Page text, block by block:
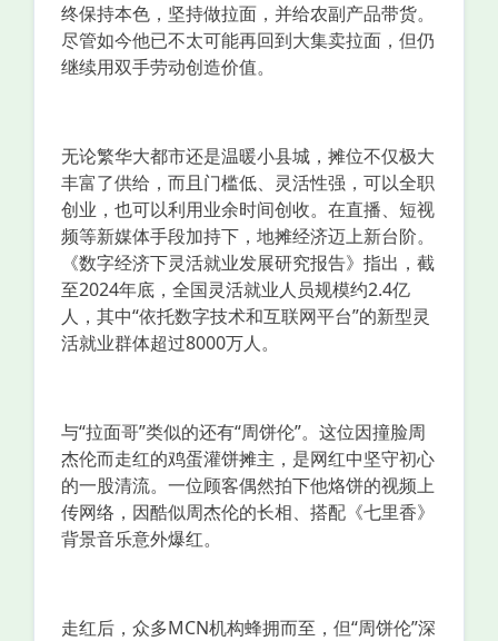
终保持本色，坚持做拉面，并给农副产品带货。
尽管如今他已不太可能再回到大集卖拉面，但仍
继续用双手劳动创造价值。
无论繁华大都市还是温暖小县城，摊位不仅极大
丰富了供给，而且门槛低、灵活性强，可以全职
创业，也可以利用业余时间创收。在直播、短视
频等新媒体手段加持下，地摊经济迈上新台阶。
《数字经济下灵活就业发展研究报告》指出，截
至2024年底，全国灵活就业人员规模约2.4亿
人，其中“依托数字技术和互联网平台”的新型灵
活就业群体超过8000万人。
与“拉面哥”类似的还有“周饼伦”。这位因撞脸周
杰伦而走红的鸡蛋灌饼摊主，是网红中坚守初心
的一股清流。一位顾客偶然拍下他烙饼的视频上
传网络，因酷似周杰伦的长相、搭配《七里香》
背景音乐意外爆红。
走红后，众多MCN机构蜂拥而至，但“周饼伦”深